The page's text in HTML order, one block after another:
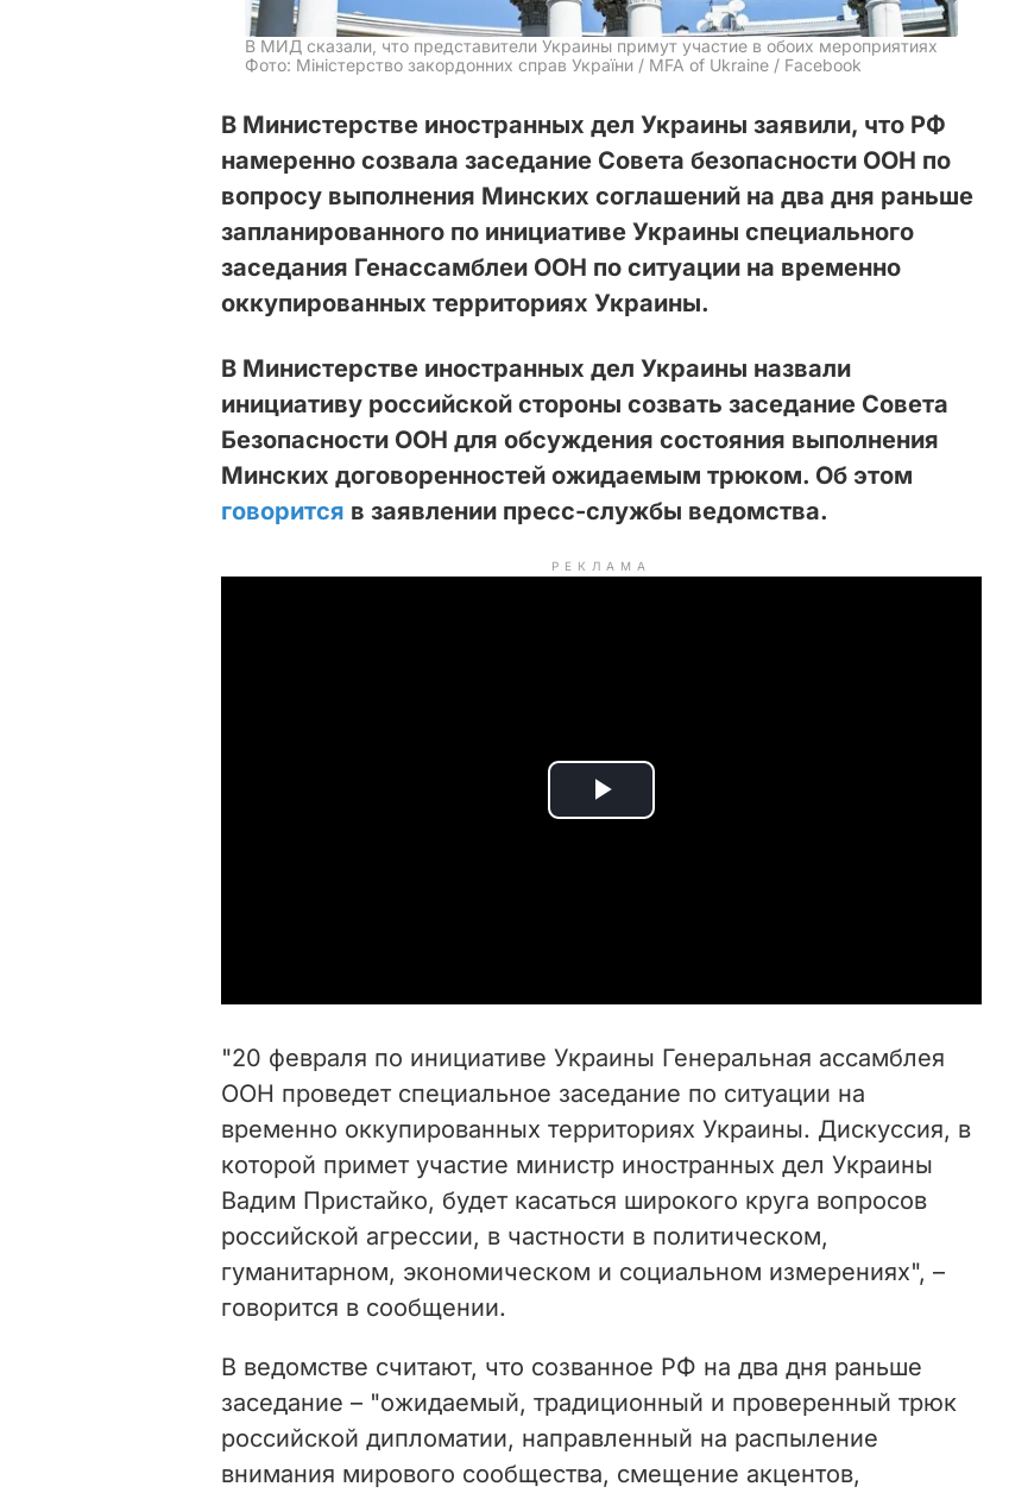
В МИД сказали, что представители Украины примут участие в обоих мероприятиях
Фото: Міністерство закордонних справ України / MFA of Ukraine / Facebook
В Министерстве иностранных дел Украины заявили, что РФ
намеренно созвала заседание Совета безопасности ООН по
вопросу выполнения Минских соглашений на два дня раньше
запланированного по инициативе Украины специального
заседания Генассамблеи ООН по ситуации на временно
оккупированных территориях Украины.
В Министерстве иностранных дел Украины назвали
инициативу российской стороны созвать заседание Совета
Безопасности ООН для обсуждения состояния выполнения
Минских договоренностей ожидаемым трюком. Об этом
говорится в заявлении пресс-службы ведомства.
РЕКЛАМА
P
i
d
e
o
"20 февраля по инициативе Украины Генеральная ассамблея
ООН проведет специальное заседание по ситуации на
временно оккупированных территориях Украины. Дискуссия, в
которой примет участие министр иностранных дел Украины
Вадим Пристайко, будет касаться широкого круга вопросов
российской агрессии, в частности в политическом,
гуманитарном, экономическом и социальном измерениях", –
говорится в сообщении.
В ведомстве считают, что созванное РФ на два дня раньше
заседание – "ожидаемый, традиционный и проверенный трюк
российской дипломатии, направленный на распыление
внимания мирового сообщества, смещение акцентов,